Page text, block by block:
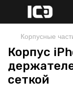
Корпусные
Корпус
сеткой